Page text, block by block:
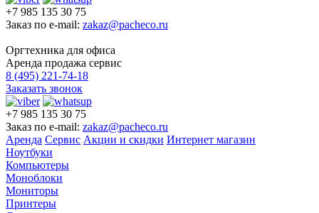
+7 985 135 30 75
Заказ по e-mail: zakaz@pacheco.ru
Оргтехника для офиса
Аренда продажа сервис
8 (495) 221-74-18
Заказать звонок
+7 985 135 30 75
Заказ по e-mail: zakaz@pacheco.ru
Аренда Сервис Акции и скидки Интернет магазин
Ноутбуки
Компьютеры
Моноблоки
Мониторы
Принтеры